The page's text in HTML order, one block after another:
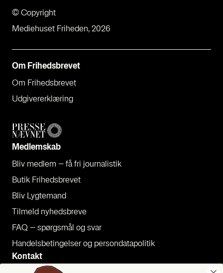
Om Fri­heds­bre­vet
Om Fri­heds­bre­vet
Udgi­ve­rer­klæ­ring
Med­lem­skab
Bliv med­lem – få fri jour­na­li­stik
Butik Fri­heds­bre­vet
Bliv Lyg­te­mand
Til­meld nyheds­bre­ve
FAQ – spørgs­mål og svar
Han­dels­be­tin­gel­ser og per­son­da­ta­po­li­tik
Kon­takt
Mediehuset Friheden, 2026
© Copyright